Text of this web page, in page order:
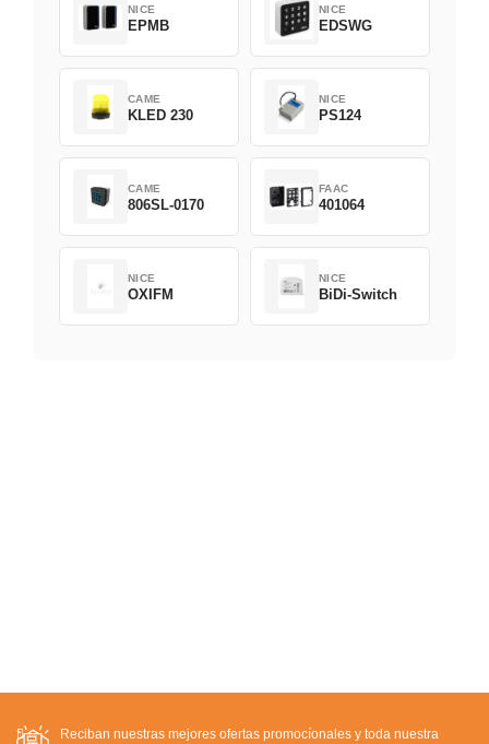
NICE
EPMB
NICE
EDSWG
CAME
KLED 230
NICE
PS124
CAME
806SL-0170
FAAC
401064
NICE
OXIFM
NICE
BiDi-Switch
Reciban nuestras mejores ofertas promocíonales y toda nuestra